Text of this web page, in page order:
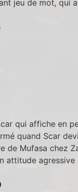
jeu de mot, qui
qui affiche en
quand Scar
de Mufasa chez
attitude